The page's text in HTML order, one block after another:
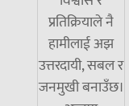
प्रतिक्रियाले नै
हामीलाई अझ
उत्तरदायी, सबल र
जनमुखी बनाउँछ।